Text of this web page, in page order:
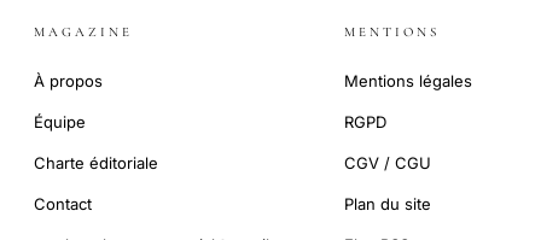
MAGAZINE
À propos
Équipe
Charte éditoriale
Contact
MENTIONS
Mentions légales
RGPD
CGV / CGU
Plan du site